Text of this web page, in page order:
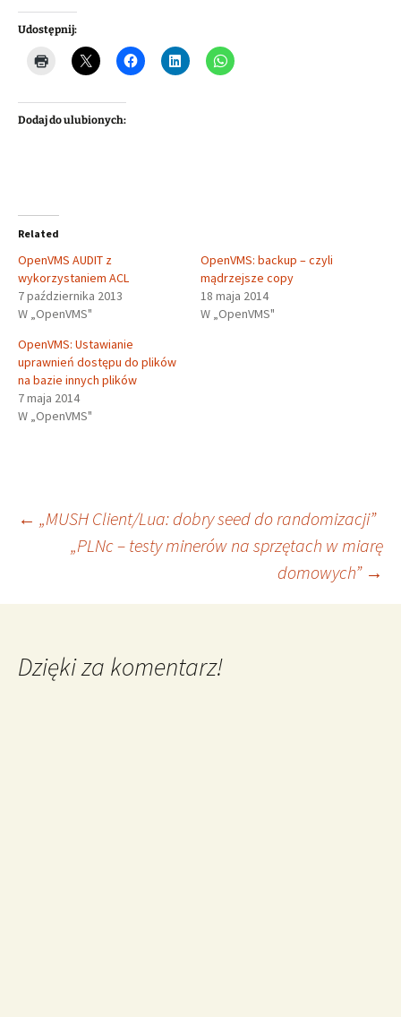
Udostępnij:
Dodaj do ulubionych:
Related
OpenVMS AUDIT z
wykorzystaniem ACL
7 października 2013
W „OpenVMS"
OpenVMS: backup – czyli
mądrzejsze copy
18 maja 2014
W „OpenVMS"
OpenVMS: Ustawianie
uprawnień dostępu do plików
na bazie innych plików
7 maja 2014
W „OpenVMS"
Nawigacja
← „MUSH Client/Lua: dobry seed do randomizacji”
„PLNc – testy minerów na sprzętach w miarę
domowych” →
Dzięki za komentarz!